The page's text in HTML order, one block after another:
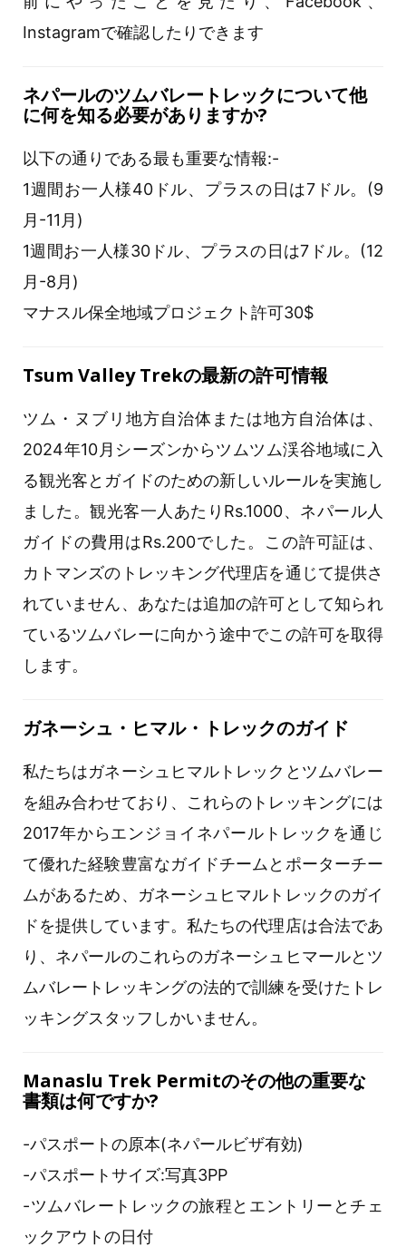
Instagramで確認したりできます
ネパールのツムバレートレックについて他
に何を知る必要がありますか?
以下の通りである最も重要な情報:-
1週間お一人様40ドル、プラスの日は7ドル。(9
月-11月)
1週間お一人様30ドル、プラスの日は7ドル。(12
月-8月)
マナスル保全地域プロジェクト許可30$
Tsum Valley Trekの最新の許可情報
ツム・ヌブリ地方自治体または地方自治体は、
2024年10月シーズンからツムツム渓谷地域に入
る観光客とガイドのための新しいルールを実施し
ました。観光客一人あたりRs.1000、ネパール人
ガイドの費用はRs.200でした。この許可証は、
カトマンズのトレッキング代理店を通じて提供さ
れていません、あなたは追加の許可として知られ
ているツムバレーに向かう途中でこの許可を取得
します。
ガネーシュ・ヒマル・トレックのガイド
私たちはガネーシュヒマルトレックとツムバレー
を組み合わせており、これらのトレッキングには
2017年からエンジョイネパールトレックを通じ
て優れた経験豊富なガイドチームとポーターチー
ムがあるため、ガネーシュヒマルトレックのガイ
ドを提供しています。私たちの代理店は合法であ
り、ネパールのこれらのガネーシュヒマールとツ
ムバレートレッキングの法的で訓練を受けたトレ
ッキングスタッフしかいません。
Manaslu Trek Permitのその他の重要な
書類は何ですか?
-パスポートの原本(ネパールビザ有効)
-パスポートサイズ:写真3PP
-ツムバレートレックの旅程とエントリーとチェ
ックアウトの日付